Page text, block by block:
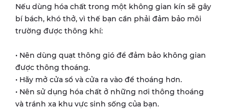
Nếu dùng hóa chất trong một không gian kín sẽ gây
bí bách, khó thở, vì thế bạn cần phải đảm bảo môi
trường được thông khí:
• Nên dùng quạt thông gió để đảm bảo không gian
được thông thoáng.
• Hãy mở cửa sổ và cửa ra vào để thoáng hơn.
• Nên sử dụng hóa chất ở những nơi thông thoáng
và tránh xa khu vực sinh sống của bạn.